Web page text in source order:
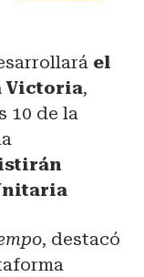
el
Victoria,
10 de la
, destacó